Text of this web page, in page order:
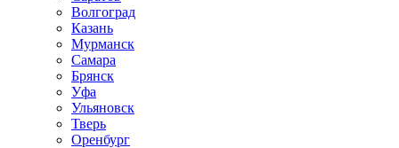
Волгоград
Казань
Мурманск
Самара
Брянск
Уфа
Ульяновск
Тверь
Оренбург